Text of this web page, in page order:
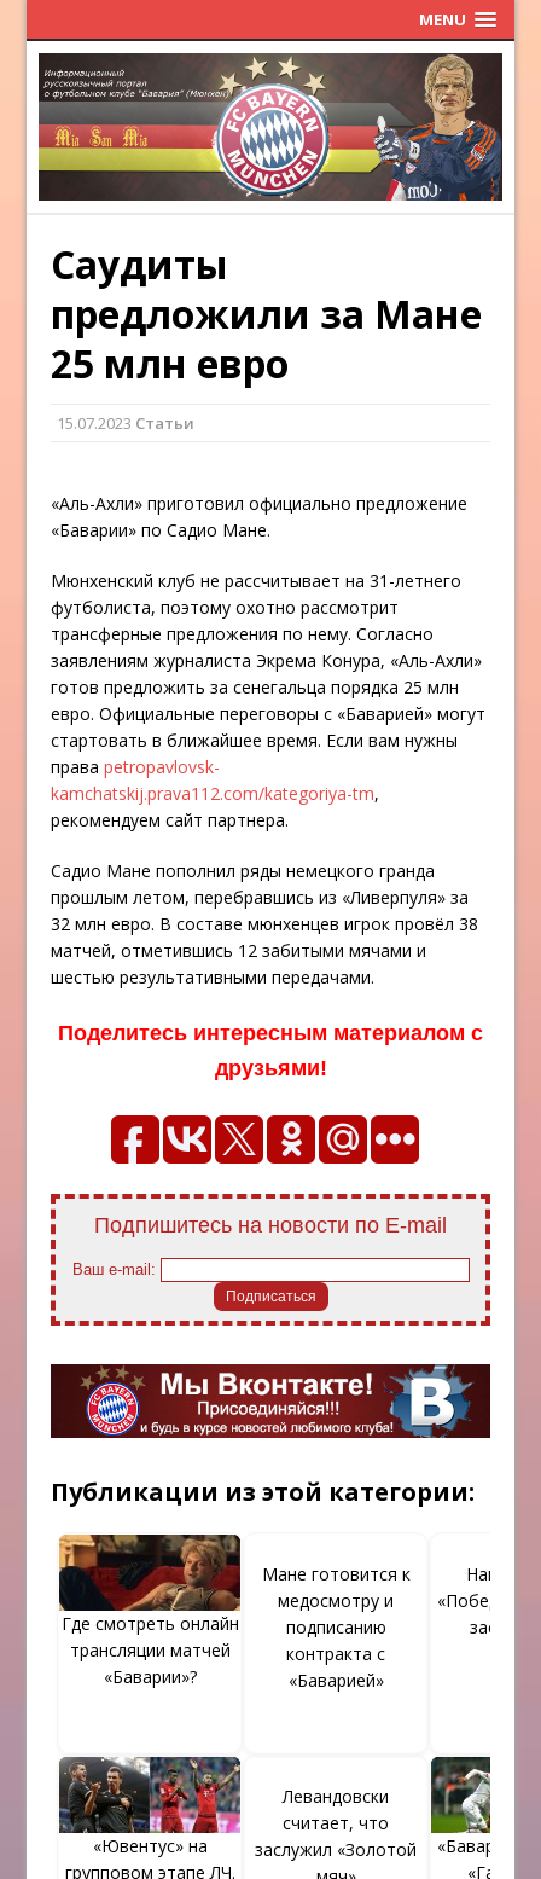
MENU
Саудиты
предложили за Мане
25 млн евро
15.07.2023 Статьи
«Аль-Ахли» приготовил официально предложение
«Баварии» по Садио Мане.
Мюнхенский клуб не рассчитывает на 31-летнего
футболиста, поэтому охотно рассмотрит
трансферные предложения по нему. Согласно
заявлениям журналиста Экрема Конура, «Аль-Ахли»
готов предложить за сенегальца порядка 25 млн
евро. Официальные переговоры с «Баварией» могут
стартовать в ближайшее время. Если вам нужны
праваpetropavlovsk-
kamchatskij.prava112.com/kategoriya-tm,
рекомендуем сайт партнера.
Садио Мане пополнил ряды немецкого гранда
прошлым летом, перебравшись из «Ливерпуля» за
32 млн евро. В составе мюнхенцев игрок провёл 38
матчей, отметившись 12 забитыми мячами и
шестью результативными передачами.
Поделитесь интересным материалом с
друзьями!
Подпишитесь на новости по E-mail
Ваш e-mail:
Публикации из этой категории:
Где смотреть онлайн
трансляции матчей
«Баварии»?
Мане готовится к
медосмотру и
подписанию
контракта с
«Баварией»
«Победа
«Ювентус» на
групповом этапе ЛЧ.
Левандовски
считает, что
заслужил «Золотой
«Бавария»